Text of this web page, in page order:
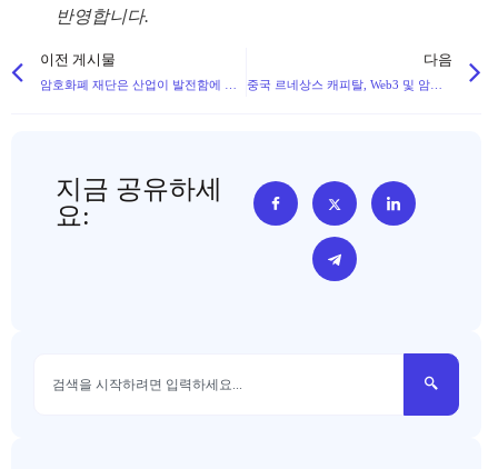
반영합니다.
이전 게시물 다음
지금 공유하세
요: